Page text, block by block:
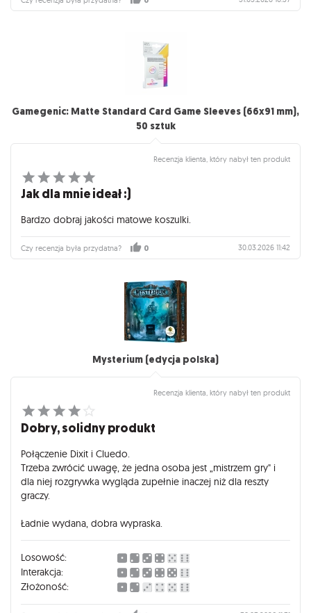
Gamegenic: Matte Standard Card Game Sleeves (66x91 mm),
50 sztuk
Recenzja klienta, który nabył ten produkt
Jak dla mnie ideał :)
Bardzo dobraj jakości matowe koszulki.
Czy recenzja była przydatna? 0 30.03.2026 11:42
Mysterium (edycja polska)
Recenzja klienta, który nabył ten produkt
Dobry, solidny produkt
Połączenie Dixit i Cluedo.
Trzeba zwrócić uwagę, że jedna osoba jest „mistrzem gry" i
dla niej rozgrywka wygląda zupełnie inaczej niż dla reszty
graczy.
Ładnie wydana, dobra wypraska.
Losowość:
Interakcja:
Złożoność: